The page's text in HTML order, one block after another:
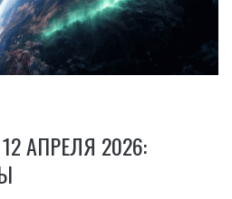
АПРЕЛЯ 2026: